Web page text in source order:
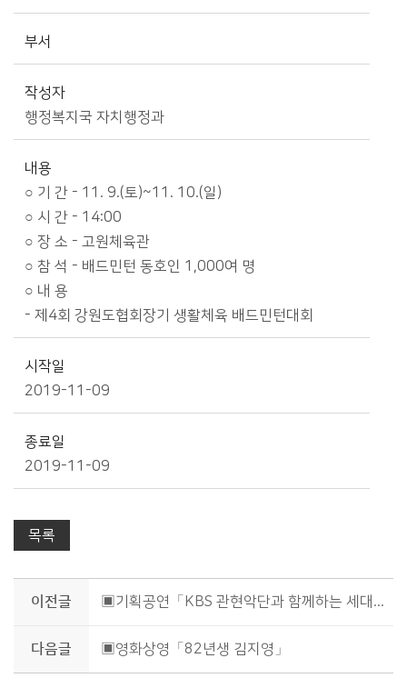
부서
작성자
행정복지국 자치행정과
내용
○ 기 간 - 11. 9.(토)~11. 10.(일)
○ 시 간 - 14:00
○ 장 소 - 고원체육관
○ 참 석 - 배드민턴 동호인 1,000여 명
○ 내 용
- 제4회 강원도협회장기 생활체육 배드민턴대회
시작일
2019-11-09
종료일
2019-11-09
목록
이전글 ▣기획공연「KBS 관현악단과 함께하는 세대공감 콘서트」
다음글 ▣영화상영「82년생 김지영」